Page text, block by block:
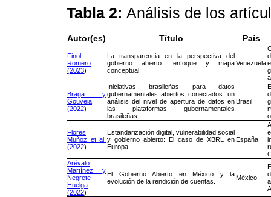
Tabla 2: Análisis de los
Autor(es) Título País
Finol
Romero
(2023)
La transparencia en la perspectiva del
gobierno abierto: enfoque y mapa
conceptual.
Venezuela
Braga y
Gouveia
(2022)
Iniciativas brasileñas para datos
gubernamentales abiertos conectados: un
análisis del nivel de apertura de datos en
las plataformas gubernamentales
brasileñas.
Brasil
Flores
Muñoz et al.
(2022)
Estandarización digital, vulnerabilidad social
y gobierno abierto: El caso de XBRL en
Europa.
España
Arévalo
Martínez y
Negrete
Huelga
(2022)
El Gobierno Abierto en México y la
evolución de la rendición de cuentas.
México